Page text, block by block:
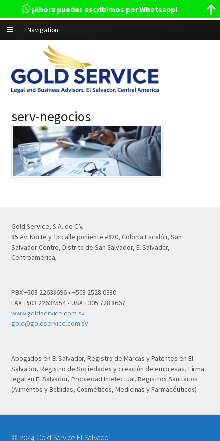
Navigation
serv-negocios
Gold Service, S.A. de C.V.
85 Av. Norte y 15 calle poniente #820, Colonia Escalón, San
Salvador Centro, Distrito de San Salvador, El Salvador,
Centroamérica.
PBX +503 22639696 • +503 2528 0380
FAX +503 22634554 • USA +305 728 8667
www.goldservice.com.sv
gold@goldservice.com.sv
Abogados en El Salvador, Registro de Marcas y Patentes en El
Salvador, Registro de Sociedades y creación de empresas, Firma
legal en El Salvador, Propiedad Intelectual, Registros Sanitarios
(Alimentos y Bebidas, Cosméticos, Medicinas y Farmacéuticos)
© 2024 Gold Service El Salvador.
¡Ahora puedes escribirnos por Whatsapp!